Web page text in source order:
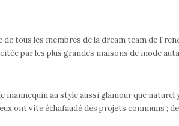
de tous les membres de la dream team de
par les plus grandes maisons de mode
au style aussi glamour que
ont vite échafaudé des projets communs ;